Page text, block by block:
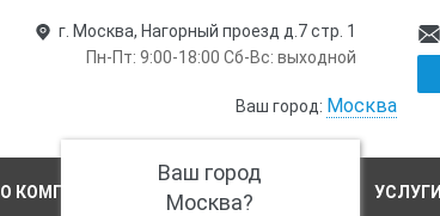
г. Москва, Нагорный проезд д.7 стр. 1
Пн-Пт: 9:00-18:00 Сб-Вс: выходной
Ваш город: Москва
Ваш город
Москва?
О КОМПАНИИ ПРОИЗВОДСТВО УСЛУГИ